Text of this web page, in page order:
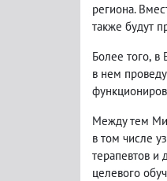
региона.
также будут
Более того, в
в нем
Между тем
в том числе
терапевтов и
целевого